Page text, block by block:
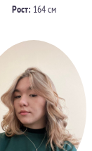
Рост: 164 см